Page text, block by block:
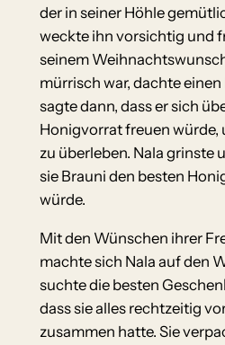
der in seiner Höhle
weckte ihn vorsichtig und
seinem
mürrisch war, dachte
sagte dann, dass er sich
Honigvorrat freuen würde,
zu überleben. Nala grinste
sie Brauni den besten
würde.
Mit den Wünschen ihrer
machte sich Nala auf den
suchte die besten
dass sie alles rechtzeitig
zusammen hatte. Sie